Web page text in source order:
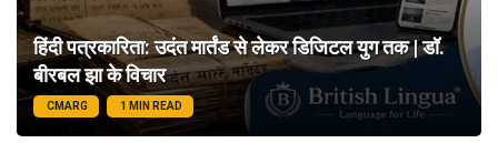
हिंदी पत्रकारिता: उदंत मार्तंड से लेकर डिजिटल युग तक | डॉ.
बीरबल झा के विचार
CMARG 1 MIN READ